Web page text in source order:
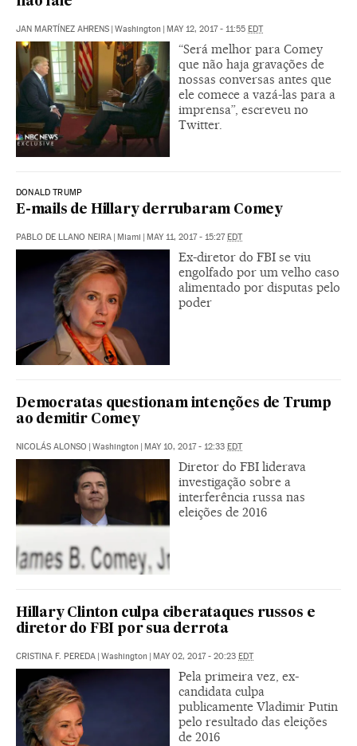
JAN MARTÍNEZ AHRENS Washington MAY 12, 2017 - 11:55 EDT
“Será melhor para Comey
que não haja gravações de
nossas conversas antes que
ele comece a vazá-las para a
imprensa”, escreveu no
Twitter.
DONALD TRUMP
E-mails de Hillary derrubaram Comey
PABLO DE LLANO NEIRA Miami MAY 11, 2017 - 15:27 EDT
Ex-diretor do FBI se viu
engolfado por um velho caso
alimentado por disputas pelo
poder
Democratas questionam intenções de Trump
ao demitir Comey
NICOLÁS ALONSO Washington MAY 10, 2017 - 12:33 EDT
Diretor do FBI liderava
investigação sobre a
interferência russa nas
eleições de 2016
Hillary Clinton culpa ciberataques russos e
diretor do FBI por sua derrota
CRISTINA F. PEREDA Washington MAY 02, 2017 - 20:23 EDT
Pela primeira vez, ex-
candidata culpa
publicamente Vladimir Putin
pelo resultado das eleições
de 2016